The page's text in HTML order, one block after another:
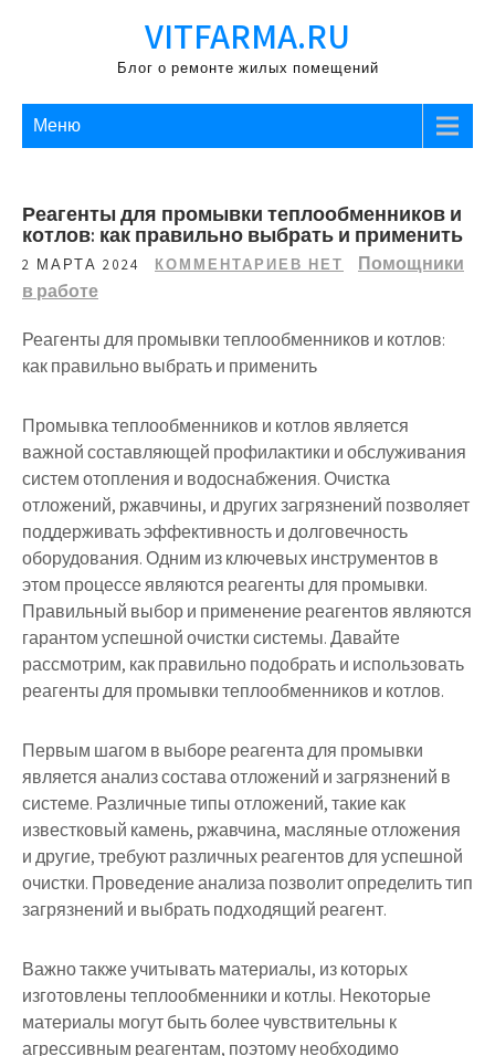
VITFARMA.RU
Блог о ремонте жилых помещений
Меню
Реагенты для промывки теплообменников и
котлов: как правильно выбрать и применить
2 МАРТА 2024 КОММЕНТАРИЕВ НЕТ
Помощники
в работе
Реагенты для промывки теплообменников и котлов:
как правильно выбрать и применить
Промывка теплообменников и котлов является
важной составляющей профилактики и обслуживания
систем отопления и водоснабжения. Очистка
отложений, ржавчины, и других загрязнений позволяет
поддерживать эффективность и долговечность
оборудования. Одним из ключевых инструментов в
этом процессе являются реагенты для промывки.
Правильный выбор и применение реагентов являются
гарантом успешной очистки системы. Давайте
рассмотрим, как правильно подобрать и использовать
реагенты для промывки теплообменников и котлов.
Первым шагом в выборе реагента для промывки
является анализ состава отложений и загрязнений в
системе. Различные типы отложений, такие как
известковый камень, ржавчина, масляные отложения
и другие, требуют различных реагентов для успешной
очистки. Проведение анализа позволит определить тип
загрязнений и выбрать подходящий реагент.
Важно также учитывать материалы, из которых
изготовлены теплообменники и котлы. Некоторые
материалы могут быть более чувствительны к
агрессивным реагентам, поэтому необходимо